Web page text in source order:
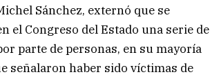
Sánchez, externó que se
el Congreso del Estado una serie de
parte de personas, en su mayoría
señalaron haber sido víctimas de